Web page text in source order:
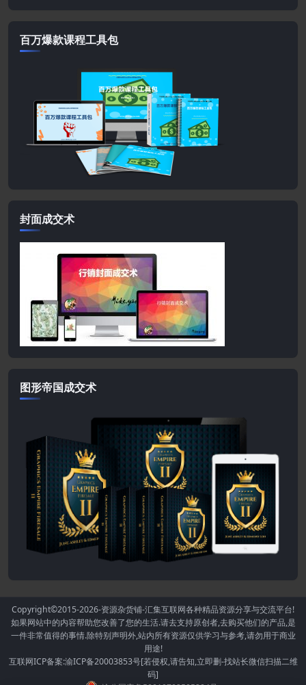
百万爆款课程工具包
封面成交术
图形帝国成交术
Copyright©2015-2026-资源杂货铺-汇集互联网各种精品资源分享与交流平台!
如果网站中的内容帮助您改善了您的生活.请去支持原创者,去购买他们的产品,是
一件非常值得的事情.除特别声明外,站内所有资源仅供学习与参考,请勿用于商业
用途!
互联网ICP备案:渝ICP备20003853号[若侵权,请告知,立即删-找站长微信扫描二维
码]